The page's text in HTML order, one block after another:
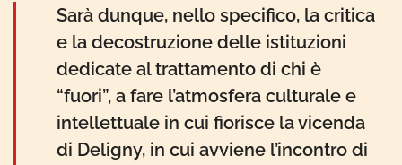
Sarà dunque, nello specifico, la critica
e la decostruzione delle istituzioni
dedicate al trattamento di chi è
“fuori”, a fare l’atmosfera culturale e
intellettuale in cui fiorisce la vicenda
di Deligny, in cui avviene l’incontro di